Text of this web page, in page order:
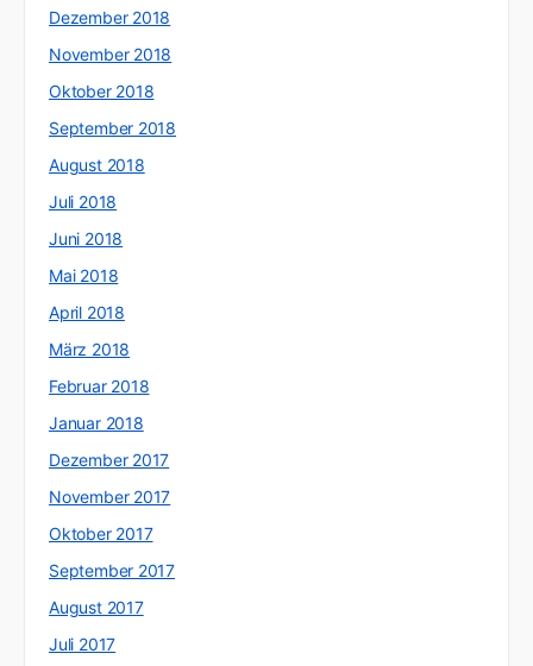
Dezember 2018
November 2018
Oktober 2018
September 2018
August 2018
Juli 2018
Juni 2018
Mai 2018
April 2018
März 2018
Februar 2018
Januar 2018
Dezember 2017
November 2017
Oktober 2017
September 2017
August 2017
Juli 2017